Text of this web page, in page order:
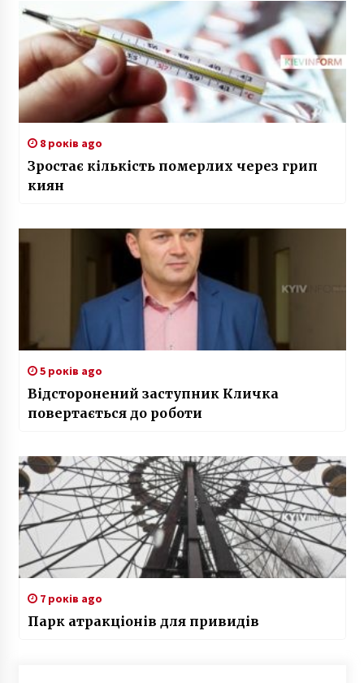
8 років ago
Зростає кількість померлих через грип
киян
5 років ago
Відсторонений заступник Кличка
повертається до роботи
7 років ago
Парк атракціонів для привидів